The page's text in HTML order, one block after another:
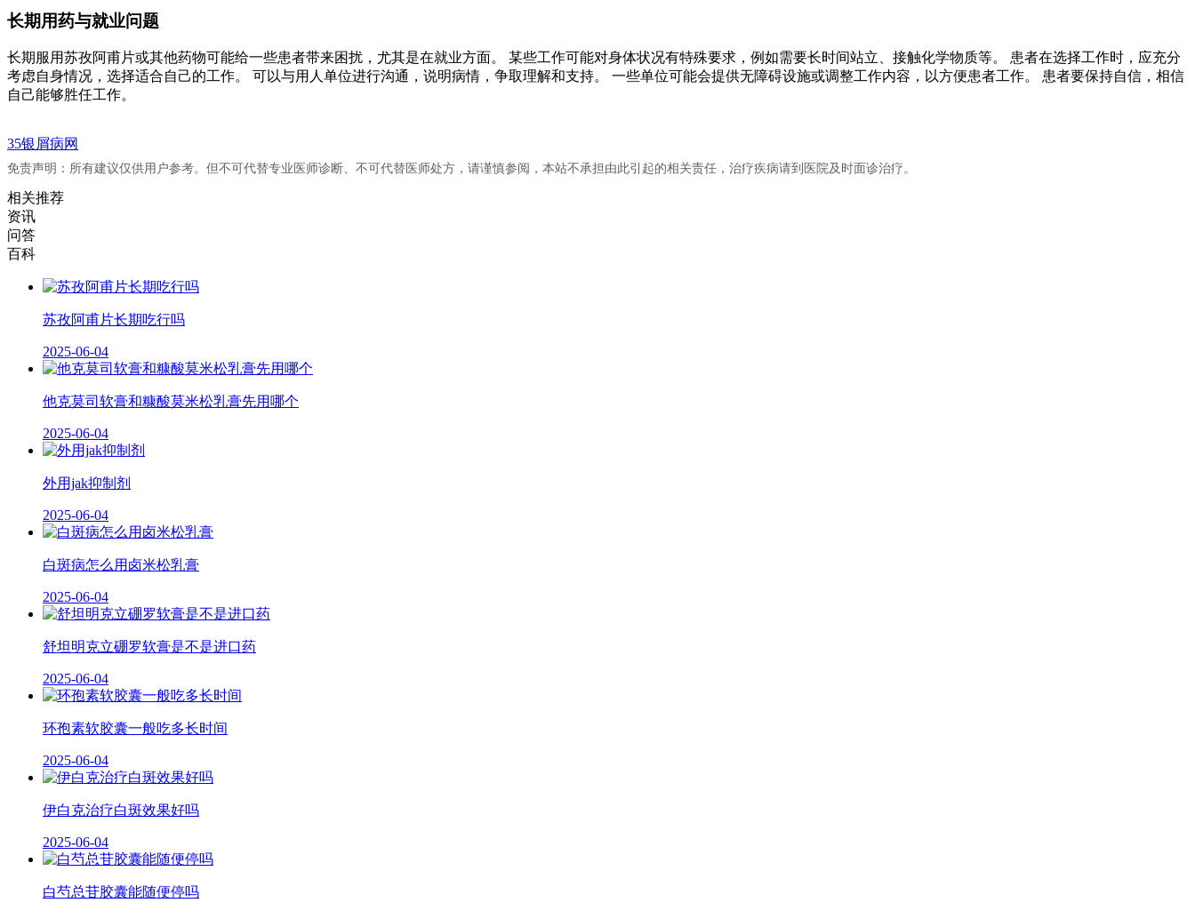
长期用药与就业问题
长期服用苏孜阿甫片或其他药物可能给一些患者带来困扰，尤其是在就业方面。 某些工作可能对身体状况有特殊要求，例如需要长时间站立、接触化学物质等。 患者在选择工作时，应充分
考虑自身情况，选择适合自己的工作。 可以与用人单位进行沟通，说明病情，争取理解和支持。 一些单位可能会提供无障碍设施或调整工作内容，以方便患者工作。 患者要保持自信，相信
自己能够胜任工作。
35银屑病网
免责声明：所有建议仅供用户参考。但不可代替专业医师诊断、不可代替医师处方，请谨慎参阅，本站不承担由此引起的相关责任，治疗疾病请到医院及时面诊治疗。
相关推荐
资讯
问答
百科
苏孜阿甫片长期吃行吗
2025-06-04
他克莫司软膏和糠酸莫米松乳膏先用哪个
2025-06-04
外用jak抑制剂
2025-06-04
白斑病怎么用卤米松乳膏
2025-06-04
舒坦明克立硼罗软膏是不是进口药
2025-06-04
环孢素软胶囊一般吃多长时间
2025-06-04
伊白克治疗白斑效果好吗
2025-06-04
白芍总苷胶囊能随便停吗